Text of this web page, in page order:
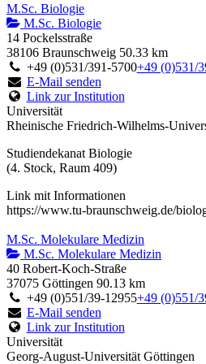
M.Sc. Biologie
M.Sc. Biologie
14 Pockelsstraße
38106 Braunschweig 50.33 km
+49 (0)531/391-5700+49 (0)531/
E-Mail senden
Link zur Institution
Universität
Rheinische Friedrich-Wilhelms-
Studiendekanat Biologie
(4. Stock, Raum 409)
Link mit Informationen
https://www.tu-braunschweig.de/
M.Sc. Molekulare Medizin
M.Sc. Molekulare Medizin
40 Robert-Koch-Straße
37075 Göttingen 90.13 km
+49 (0)551/39-12955+49 (0)551/
E-Mail senden
Link zur Institution
Universität
Georg-August-Universität Göttingen